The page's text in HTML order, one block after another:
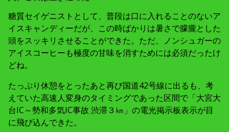
糖質セイゲニストとして、普段は口に入れることのないア
イスキャンディーだが、この時ばかりは暑さで朦朧とした
頭をスッキリさせることができた。ただ、ノンシュガーの
アイスコーヒーも極度の甘味を消すためには必須だったけ
どね。
たっぷり休憩をとったあと再び国道42号線に出るも、考
えていた高速人変身のタイミングであった区間で「大宮大
台IC～勢和多気IC事故 渋滞３㎞」の電光掲示板表示が目
に飛び込んできた。